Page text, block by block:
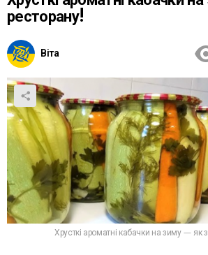
ресторану!
Віта
Хрусткі ароматні кабачки на зиму — як